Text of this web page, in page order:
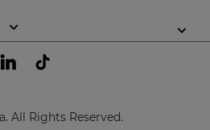
favorisant une texture plus
:
All Rights Reserved.